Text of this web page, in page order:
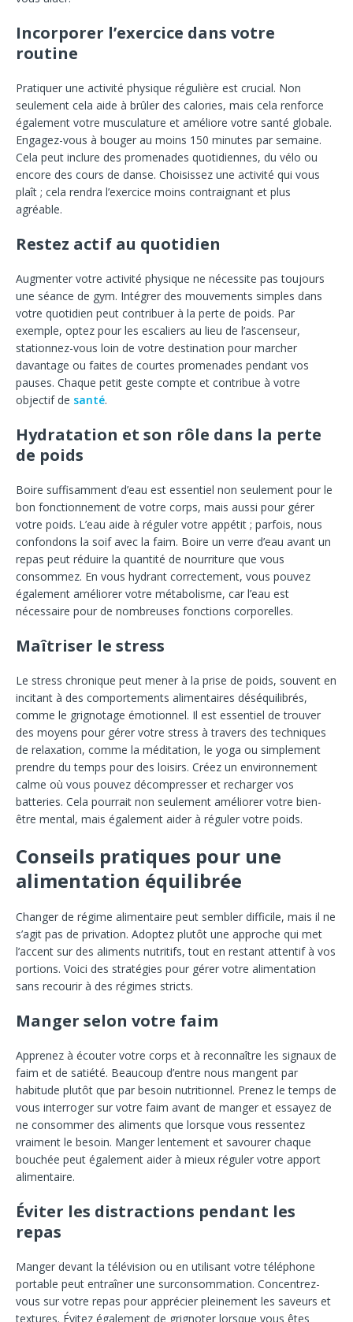
Incorporer l’exercice dans votre
routine
Pratiquer une activité physique régulière est crucial. Non
seulement cela aide à brûler des calories, mais cela renforce
également votre musculature et améliore votre santé globale.
Engagez-vous à bouger au moins 150 minutes par semaine.
Cela peut inclure des promenades quotidiennes, du vélo ou
encore des cours de danse. Choisissez une activité qui vous
plaît ; cela rendra l’exercice moins contraignant et plus
agréable.
Restez actif au quotidien
Augmenter votre activité physique ne nécessite pas toujours
une séance de gym. Intégrer des mouvements simples dans
votre quotidien peut contribuer à la perte de poids. Par
exemple, optez pour les escaliers au lieu de l’ascenseur,
stationnez-vous loin de votre destination pour marcher
davantage ou faites de courtes promenades pendant vos
pauses. Chaque petit geste compte et contribue à votre
objectif de santé.
Hydratation et son rôle dans la perte
de poids
Boire suffisamment d’eau est essentiel non seulement pour le
bon fonctionnement de votre corps, mais aussi pour gérer
votre poids. L’eau aide à réguler votre appétit ; parfois, nous
confondons la soif avec la faim. Boire un verre d’eau avant un
repas peut réduire la quantité de nourriture que vous
consommez. En vous hydrant correctement, vous pouvez
également améliorer votre métabolisme, car l’eau est
nécessaire pour de nombreuses fonctions corporelles.
Maîtriser le stress
Le stress chronique peut mener à la prise de poids, souvent en
incitant à des comportements alimentaires déséquilibrés,
comme le grignotage émotionnel. Il est essentiel de trouver
des moyens pour gérer votre stress à travers des techniques
de relaxation, comme la méditation, le yoga ou simplement
prendre du temps pour des loisirs. Créez un environnement
calme où vous pouvez décompresser et recharger vos
batteries. Cela pourrait non seulement améliorer votre bien-
être mental, mais également aider à réguler votre poids.
Conseils pratiques pour une
alimentation équilibrée
Changer de régime alimentaire peut sembler difficile, mais il ne
s’agit pas de privation. Adoptez plutôt une approche qui met
l’accent sur des aliments nutritifs, tout en restant attentif à vos
portions. Voici des stratégies pour gérer votre alimentation
sans recourir à des régimes stricts.
Manger selon votre faim
Apprenez à écouter votre corps et à reconnaître les signaux de
faim et de satiété. Beaucoup d’entre nous mangent par
habitude plutôt que par besoin nutritionnel. Prenez le temps de
vous interroger sur votre faim avant de manger et essayez de
ne consommer des aliments que lorsque vous ressentez
vraiment le besoin. Manger lentement et savourer chaque
bouchée peut également aider à mieux réguler votre apport
alimentaire.
Éviter les distractions pendant les
repas
Manger devant la télévision ou en utilisant votre téléphone
portable peut entraîner une surconsommation. Concentrez-
vous sur votre repas pour apprécier pleinement les saveurs et
textures. Évitez également de grignoter lorsque vous êtes